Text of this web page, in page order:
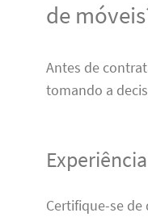
de
Antes de
tomando a
Certifique-se